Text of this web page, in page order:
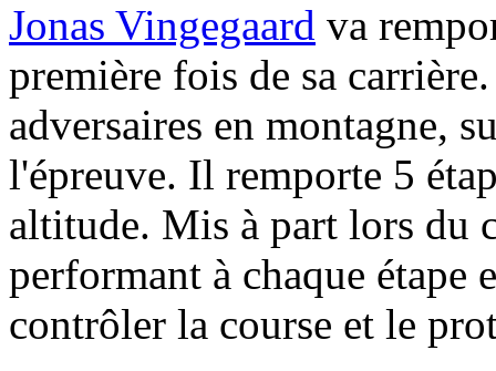
Jonas Vingegaard va
première fois de sa
adversaires en montagne,
l'épreuve. Il remporte 5
altitude. Mis à part lors du
performant à chaque étape
contrôler la course et le